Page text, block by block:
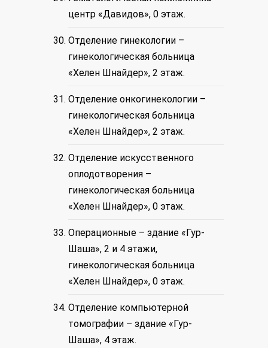
центр «Давидов», 0 этаж.
Отделение гинекологии –
гинекологическая больница
«Хелен Шнайдер», 2 этаж.
Отделение онкогинекологии –
гинекологическая больница
«Хелен Шнайдер», 2 этаж.
Отделение искусственного
оплодотворения –
гинекологическая больница
«Хелен Шнайдер», 0 этаж.
Операционные – здание «Гур-
Шаша», 2 и 4 этажи,
гинекологическая больница
«Хелен Шнайдер», 0 этаж.
Отделение компьютерной
томографии – здание «Гур-
Шаша», 4 этаж.